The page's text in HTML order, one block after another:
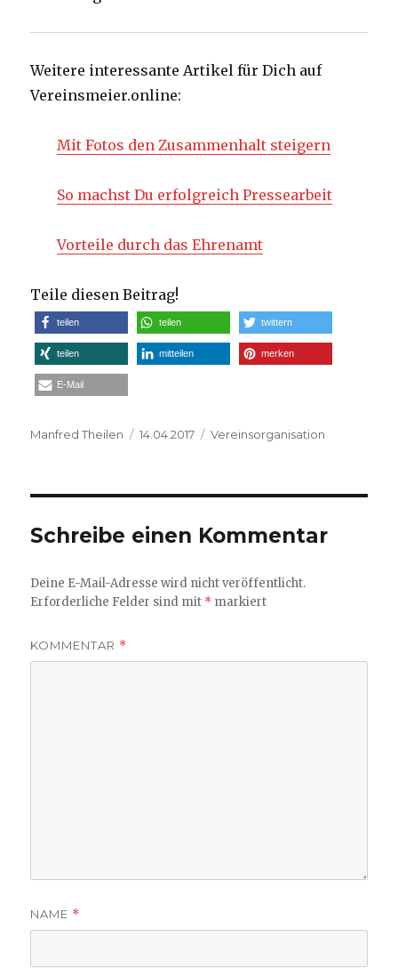
Weitere interessante Artikel für Dich auf
Vereinsmeier.online:
Mit Fotos den Zusammenhalt steigern
So machst Du erfolgreich Pressearbeit
Vorteile durch das Ehrenamt
Teile diesen Beitrag!
teilen teilen twittern
teilen mitteilen merken
E-Mail
Autor
Manfred Theilen
Veröffentlicht
14.04.2017 Kategorien
Vereinsorganisation
Schreibe einen Kommentar
Deine E-Mail-Adresse wird nicht veröffentlicht.
Erforderliche Felder sind mit * markiert
KOMMENTAR *
NAME *